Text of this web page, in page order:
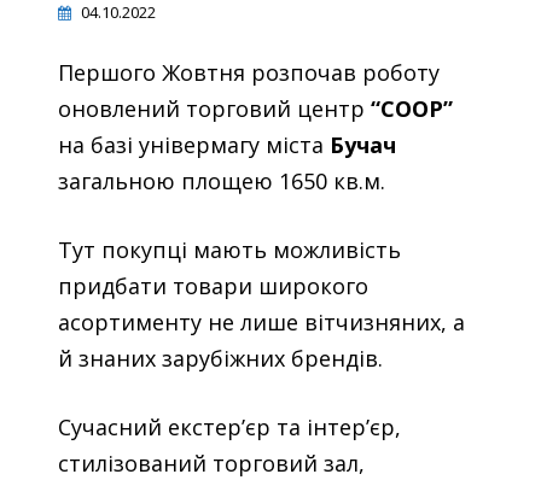
04.10.2022
Першого Жовтня розпочав роботу
оновлений торговий центр “COOP”
на базі універмагу міста Бучач
загальною площею 1650 кв.м.
Тут покупці мають можливість
придбати товари широкого
асортименту не лише вітчизняних, а
й знаних зарубіжних брендів.
Сучасний екстер’єр та інтер’єр,
стилізований торговий зал,